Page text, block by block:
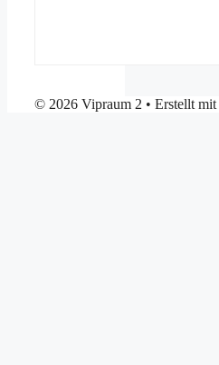
© 2026 Vipraum 2 • Erstellt mit